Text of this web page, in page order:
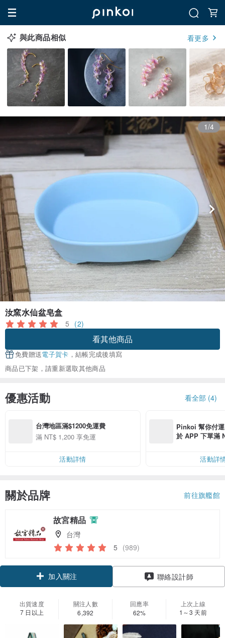
與此商品相似 看更多
1/4
汝窯水仙盆皂盒
5 (2)
看其他商品
免費贈送電子賀卡 ，結帳完成後填寫
商品已下架，請重新選取其他商品
優惠活動 看全部 (4)
台灣地區滿$1200免運費
滿 NT$ 1,200 享免運
活動詳情
Pinkoi 幫你付
於 APP 下單滿
活動詳
關於品牌 前往旗艦館
故宮精品
台灣
5 (989)
加入關注 聯絡設計師
出貨速度
7 日以上
關注人數
6,392
回應率
62%
上次上線
1～3 天前